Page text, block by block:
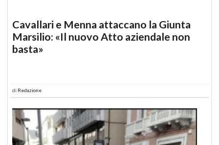
Cavallari e Menna attaccano la Giunta
Marsilio: «Il nuovo Atto aziendale non
basta»
di Redazione